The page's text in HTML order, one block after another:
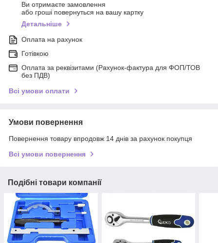
Ви отримаєте замовлення
або гроші повернуться на вашу картку
Детальніше
Оплата на рахунок
Готівкою
Оплата за реквізитами (Рахунок-фактура для ФОП/ТОВ
без ПДВ)
Всі умови оплати
Умови повернення
Повернення товару впродовж 14 днів за рахунок покупця
Всі умови повернення
Подібні товари компанії